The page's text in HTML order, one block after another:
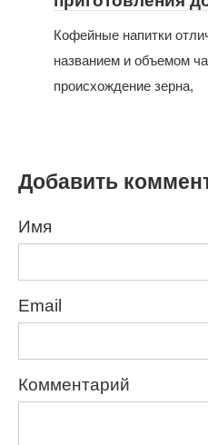
Кофейные напитки
названием и объемом
происхождение зерна,
Добавить
Имя
Email
Комментарий